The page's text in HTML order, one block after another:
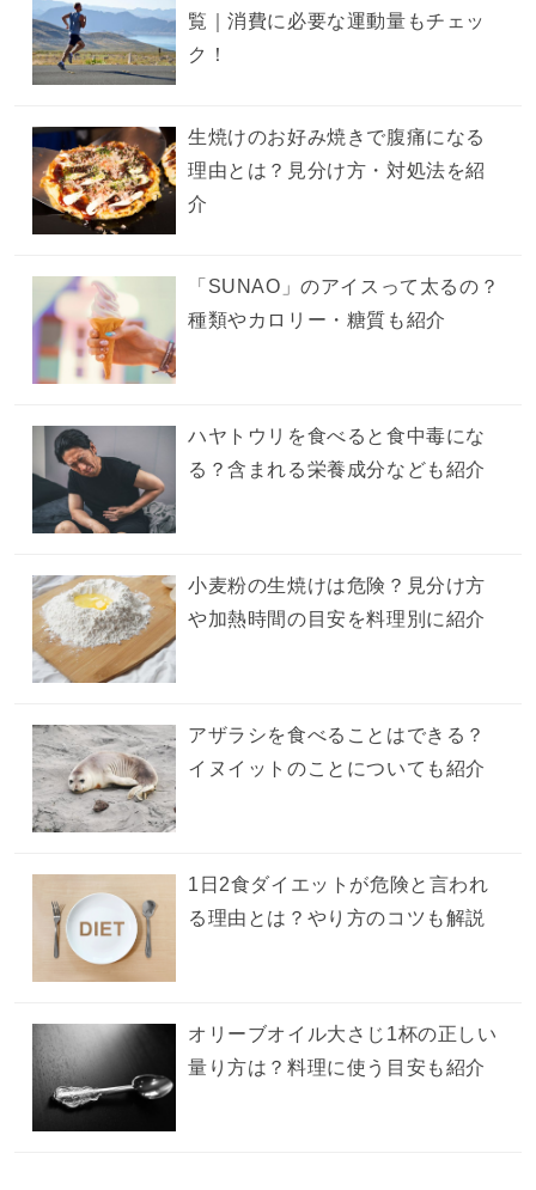
覧｜消費に必要な運動量もチェッ
ク！
生焼けのお好み焼きで腹痛になる
理由とは？見分け方・対処法を紹
介
「SUNAO」のアイスって太るの？
種類やカロリー・糖質も紹介
ハヤトウリを食べると食中毒にな
る？含まれる栄養成分なども紹介
小麦粉の生焼けは危険？見分け方
や加熱時間の目安を料理別に紹介
アザラシを食べることはできる？
イヌイットのことについても紹介
1日2食ダイエットが危険と言われ
る理由とは？やり方のコツも解説
オリーブオイル大さじ1杯の正しい
量り方は？料理に使う目安も紹介